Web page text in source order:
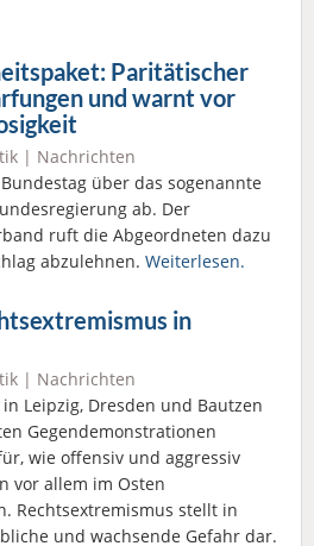
Paritätischer
und warnt vor
| Nachrichten
über das sogenannte
ab. Der
ruft die Abgeordneten dazu
abzulehnen. Weiterlesen.
in
| Nachrichten
Leipzig, Dresden und Bautzen
Gegendemonstrationen
wie offensiv und aggressiv
vor allem im Osten
Rechtsextremismus stellt in
und wachsende Gefahr dar.